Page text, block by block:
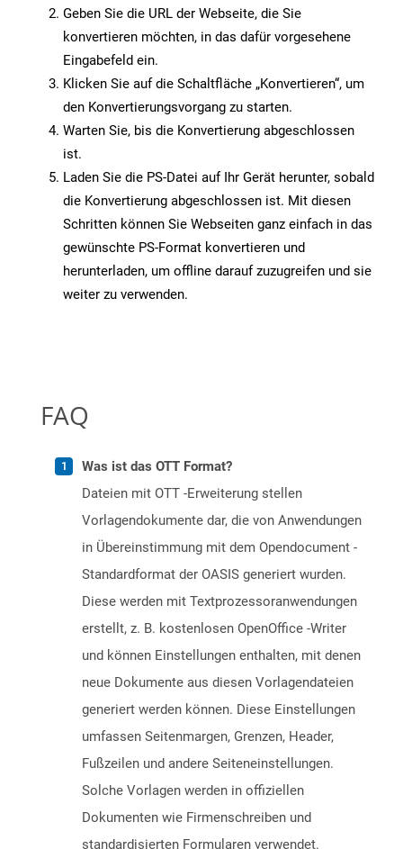
Geben Sie die URL der Webseite, die Sie
konvertieren möchten, in das dafür vorgesehene
Eingabefeld ein.
Klicken Sie auf die Schaltfläche „Konvertieren“, um
den Konvertierungsvorgang zu starten.
Warten Sie, bis die Konvertierung abgeschlossen
ist.
Laden Sie die PS-Datei auf Ihr Gerät herunter, sobald
die Konvertierung abgeschlossen ist. Mit diesen
Schritten können Sie Webseiten ganz einfach in das
gewünschte PS-Format konvertieren und
herunterladen, um offline darauf zuzugreifen und sie
weiter zu verwenden.
FAQ
Was ist das OTT Format?
Dateien mit OTT -Erweiterung stellen
Vorlagendokumente dar, die von Anwendungen
in Übereinstimmung mit dem Opendocument -
Standardformat der OASIS generiert wurden.
Diese werden mit Textprozessoranwendungen
erstellt, z. B. kostenlosen OpenOffice -Writer
und können Einstellungen enthalten, mit denen
neue Dokumente aus diesen Vorlagendateien
generiert werden können. Diese Einstellungen
umfassen Seitenmargen, Grenzen, Header,
Fußzeilen und andere Seiteneinstellungen.
Solche Vorlagen werden in offiziellen
Dokumenten wie Firmenschreiben und
standardisierten Formularen verwendet.